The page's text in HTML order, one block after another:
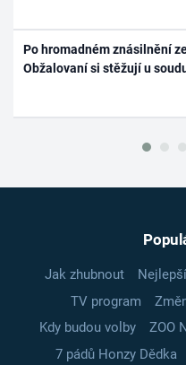
Po hromadném znásilnění
Obžalovaní si stěžují u
Jak zhubnout
TV program
Kdy budou volby
ZOO
7 pádů Honzy Dědka